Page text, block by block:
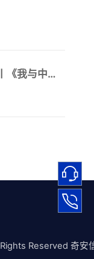
齐向东：让我们的技术落地更快丨《我与中关村论坛》系列短片第十部
Reserved 奇安